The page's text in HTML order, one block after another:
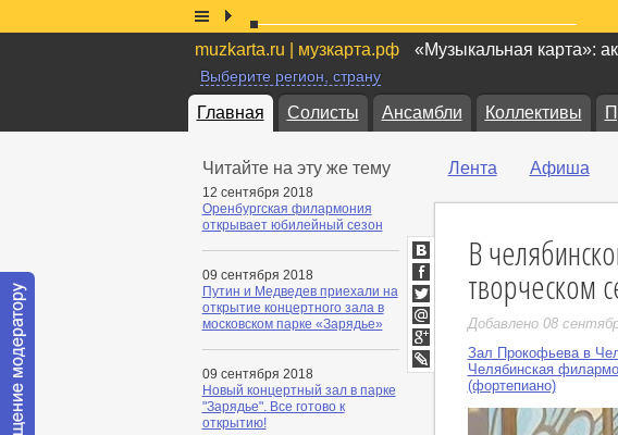
muzkarta.ru | музкарта.рф
«Музыкальная карта»:
Выберите регион, страну
Главная Солисты Ансамбли Коллективы
Читайте на эту же тему
12 сентября 2018
Оренбургская филармония
открывает юбилейный сезон
09 сентября 2018
Путин и Медведев приехали на
открытие концертного зала в
московском парке «Зарядье»
09 сентября 2018
Новый концертный зал в парке
"Зарядье". Все готово к
открытию!
Лента Афиша
В
творческом
Добавлено 08
Зал Прокофьева в
Челябинская
(фортепиано)
ВКонтакте
Facebook
Twitter
Мой
Мир
Google+
LiveJournal